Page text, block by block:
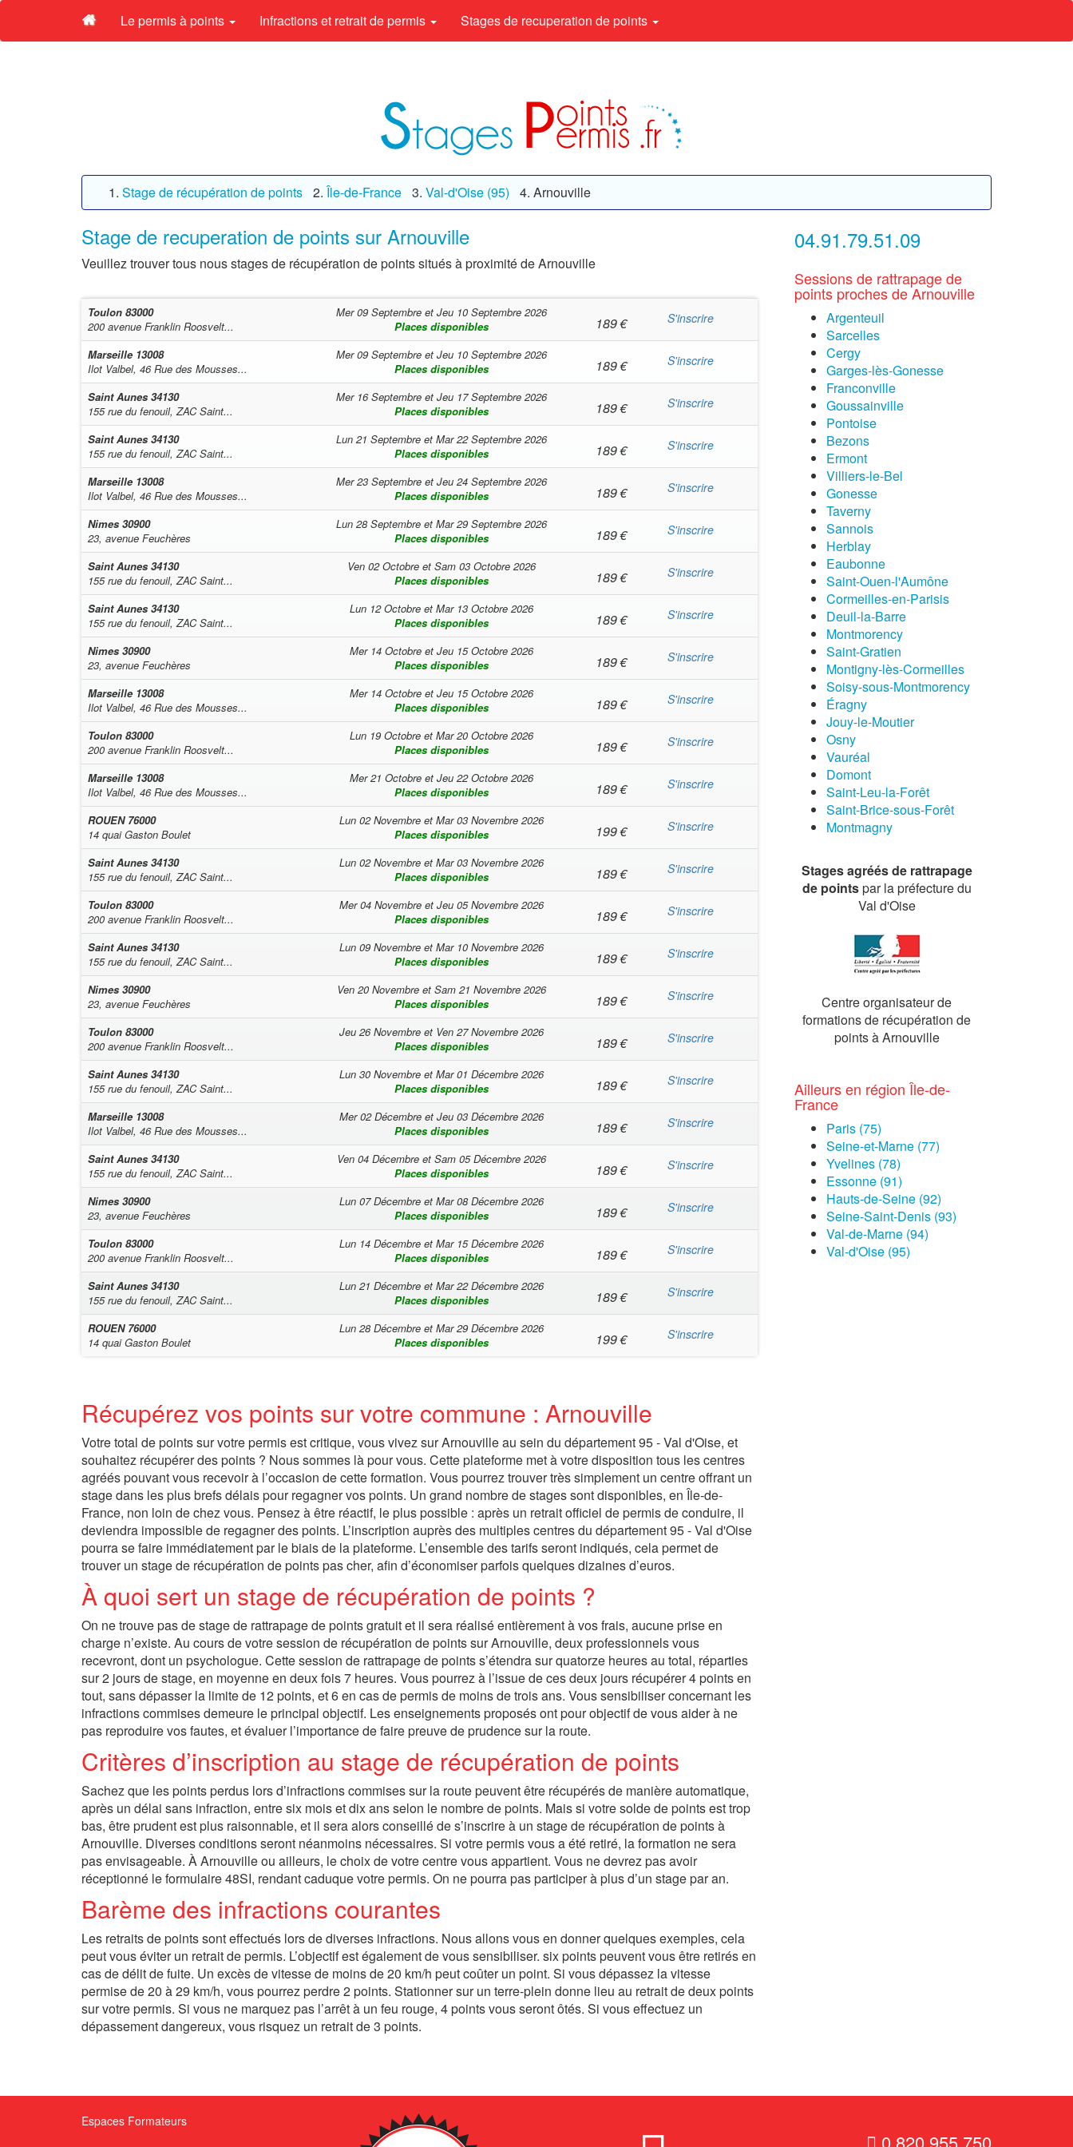
Le permis à points Infractions et retrait de permis Stages de recuperation de points
Stage de récupération de points Île-de-France Val-d'Oise (95) Arnouville
Stage de recuperation de points sur Arnouville
Veuillez trouver tous nous stages de récupération de points situés à proximité de Arnouville
Toulon 83000
200 avenue Franklin Roosvelt...
Mer 09 Septembreet Jeu 10 Septembre 2026
Places disponibles
189€ S'inscrire
Marseille 13008
Ilot Valbel, 46 Rue des Mousses...
Mer 09 Septembreet Jeu 10 Septembre 2026
Places disponibles
189€ S'inscrire
Saint Aunes 34130
155 rue du fenouil, ZAC Saint...
Mer 16 Septembreet Jeu 17 Septembre 2026
Places disponibles
189€ S'inscrire
Saint Aunes 34130
155 rue du fenouil, ZAC Saint...
Lun 21 Septembreet Mar 22 Septembre 2026
Places disponibles
189€ S'inscrire
Marseille 13008
Ilot Valbel, 46 Rue des Mousses...
Mer 23 Septembreet Jeu 24 Septembre 2026
Places disponibles
189€ S'inscrire
Nimes 30900
23, avenue Feuchères
Lun 28 Septembreet Mar 29 Septembre 2026
Places disponibles
189€ S'inscrire
Saint Aunes 34130
155 rue du fenouil, ZAC Saint...
Ven 02 Octobreet Sam 03 Octobre 2026
Places disponibles
189€ S'inscrire
Saint Aunes 34130
155 rue du fenouil, ZAC Saint...
Lun 12 Octobreet Mar 13 Octobre 2026
Places disponibles
189€ S'inscrire
Nimes 30900
23, avenue Feuchères
Mer 14 Octobreet Jeu 15 Octobre 2026
Places disponibles
189€ S'inscrire
Marseille 13008
Ilot Valbel, 46 Rue des Mousses...
Mer 14 Octobreet Jeu 15 Octobre 2026
Places disponibles
189€ S'inscrire
Toulon 83000
200 avenue Franklin Roosvelt...
Lun 19 Octobreet Mar 20 Octobre 2026
Places disponibles
189€ S'inscrire
Marseille 13008
Ilot Valbel, 46 Rue des Mousses...
Mer 21 Octobreet Jeu 22 Octobre 2026
Places disponibles
189€ S'inscrire
ROUEN 76000
14 quai Gaston Boulet
Lun 02 Novembreet Mar 03 Novembre 2026
Places disponibles
199€ S'inscrire
Saint Aunes 34130
155 rue du fenouil, ZAC Saint...
Lun 02 Novembreet Mar 03 Novembre 2026
Places disponibles
189€ S'inscrire
Toulon 83000
200 avenue Franklin Roosvelt...
Mer 04 Novembreet Jeu 05 Novembre 2026
Places disponibles
189€ S'inscrire
Saint Aunes 34130
155 rue du fenouil, ZAC Saint...
Lun 09 Novembreet Mar 10 Novembre 2026
Places disponibles
189€ S'inscrire
Nimes 30900
23, avenue Feuchères
Ven 20 Novembreet Sam 21 Novembre 2026
Places disponibles
189€ S'inscrire
Toulon 83000
200 avenue Franklin Roosvelt...
Jeu 26 Novembreet Ven 27 Novembre 2026
Places disponibles
189€ S'inscrire
Saint Aunes 34130
155 rue du fenouil, ZAC Saint...
Lun 30 Novembreet Mar 01 Décembre 2026
Places disponibles
189€ S'inscrire
Marseille 13008
Ilot Valbel, 46 Rue des Mousses...
Mer 02 Décembreet Jeu 03 Décembre 2026
Places disponibles
189€ S'inscrire
Saint Aunes 34130
155 rue du fenouil, ZAC Saint...
Ven 04 Décembreet Sam 05 Décembre 2026
Places disponibles
189€ S'inscrire
Nimes 30900
23, avenue Feuchères
Lun 07 Décembreet Mar 08 Décembre 2026
Places disponibles
189€ S'inscrire
Toulon 83000
200 avenue Franklin Roosvelt...
Lun 14 Décembreet Mar 15 Décembre 2026
Places disponibles
189€ S'inscrire
Saint Aunes 34130
155 rue du fenouil, ZAC Saint...
Lun 21 Décembreet Mar 22 Décembre 2026
Places disponibles
189€ S'inscrire
ROUEN 76000
14 quai Gaston Boulet
Lun 28 Décembreet Mar 29 Décembre 2026
Places disponibles
199€ S'inscrire
Récupérez vos points sur votre commune : Arnouville
Votre total de points sur votre permis est critique, vous vivez sur Arnouville au sein du département 95 - Val d'Oise, et
souhaitez récupérer des points ? Nous sommes là pour vous. Cette plateforme met à votre disposition tous les centres
agréés pouvant vous recevoir à l’occasion de cette formation. Vous pourrez trouver très simplement un centre offrant un
stage dans les plus brefs délais pour regagner vos points. Un grand nombre de stages sont disponibles, en Île-de-
France, non loin de chez vous. Pensez à être réactif, le plus possible : après un retrait officiel de permis de conduire, il
deviendra impossible de regagner des points. L’inscription auprès des multiples centres du département 95 - Val d'Oise
pourra se faire immédiatement par le biais de la plateforme. L’ensemble des tarifs seront indiqués, cela permet de
trouver un stage de récupération de points pas cher, afin d’économiser parfois quelques dizaines d’euros.
À quoi sert un stage de récupération de points ?
On ne trouve pas de stage de rattrapage de points gratuit et il sera réalisé entièrement à vos frais, aucune prise en
charge n’existe. Au cours de votre session de récupération de points sur Arnouville, deux professionnels vous
recevront, dont un psychologue. Cette session de rattrapage de points s’étendra sur quatorze heures au total, réparties
sur 2 jours de stage, en moyenne en deux fois 7 heures. Vous pourrez à l’issue de ces deux jours récupérer 4 points en
tout, sans dépasser la limite de 12 points, et 6 en cas de permis de moins de trois ans. Vous sensibiliser concernant les
infractions commises demeure le principal objectif. Les enseignements proposés ont pour objectif de vous aider à ne
pas reproduire vos fautes, et évaluer l’importance de faire preuve de prudence sur la route.
Critères d’inscription au stage de récupération de points
Sachez que les points perdus lors d’infractions commises sur la route peuvent être récupérés de manière automatique,
après un délai sans infraction, entre six mois et dix ans selon le nombre de points. Mais si votre solde de points est trop
bas, être prudent est plus raisonnable, et il sera alors conseillé de s’inscrire à un stage de récupération de points à
Arnouville. Diverses conditions seront néanmoins nécessaires. Si votre permis vous a été retiré, la formation ne sera
pas envisageable. À Arnouville ou ailleurs, le choix de votre centre vous appartient. Vous ne devrez pas avoir
réceptionné le formulaire 48SI, rendant caduque votre permis. On ne pourra pas participer à plus d’un stage par an.
Barème des infractions courantes
Les retraits de points sont effectués lors de diverses infractions. Nous allons vous en donner quelques exemples, cela
peut vous éviter un retrait de permis. L’objectif est également de vous sensibiliser. six points peuvent vous être retirés en
cas de délit de fuite. Un excès de vitesse de moins de 20 km/h peut coûter un point. Si vous dépassez la vitesse
permise de 20 à 29 km/h, vous pourrez perdre 2 points. Stationner sur un terre-plein donne lieu au retrait de deux points
sur votre permis. Si vous ne marquez pas l’arrêt à un feu rouge, 4 points vous seront ôtés. Si vous effectuez un
dépassement dangereux, vous risquez un retrait de 3 points.
04.91.79.51.09
Sessions de rattrapage de
points proches de Arnouville
Argenteuil
Sarcelles
Cergy
Garges-lès-Gonesse
Franconville
Goussainville
Pontoise
Bezons
Ermont
Villiers-le-Bel
Gonesse
Taverny
Sannois
Herblay
Eaubonne
Saint-Ouen-l'Aumône
Cormeilles-en-Parisis
Deuil-la-Barre
Montmorency
Saint-Gratien
Montigny-lès-Cormeilles
Soisy-sous-Montmorency
Éragny
Jouy-le-Moutier
Osny
Vauréal
Domont
Saint-Leu-la-Forêt
Saint-Brice-sous-Forêt
Montmagny
Stages agréés de rattrapage
de pointspar la préfecture du
Val d'Oise
Centre organisateur de
formations de récupération de
points à Arnouville
Ailleurs en région Île-de-
France
Paris (75)
Seine-et-Marne (77)
Yvelines (78)
Essonne (91)
Hauts-de-Seine (92)
Seine-Saint-Denis (93)
Val-de-Marne (94)
Val-d'Oise (95)
Espaces Formateurs
0 820 955 750